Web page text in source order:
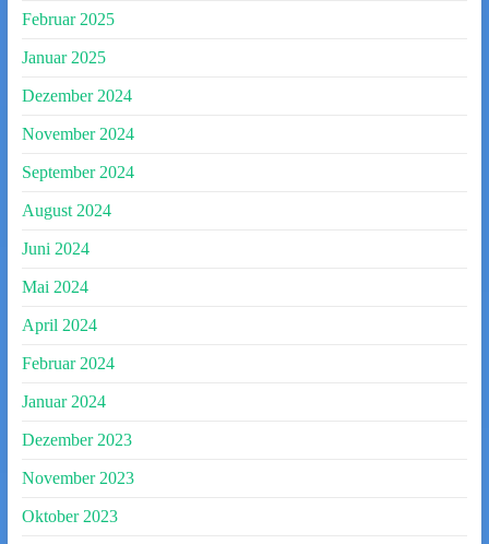
Februar 2025
Januar 2025
Dezember 2024
November 2024
September 2024
August 2024
Juni 2024
Mai 2024
April 2024
Februar 2024
Januar 2024
Dezember 2023
November 2023
Oktober 2023